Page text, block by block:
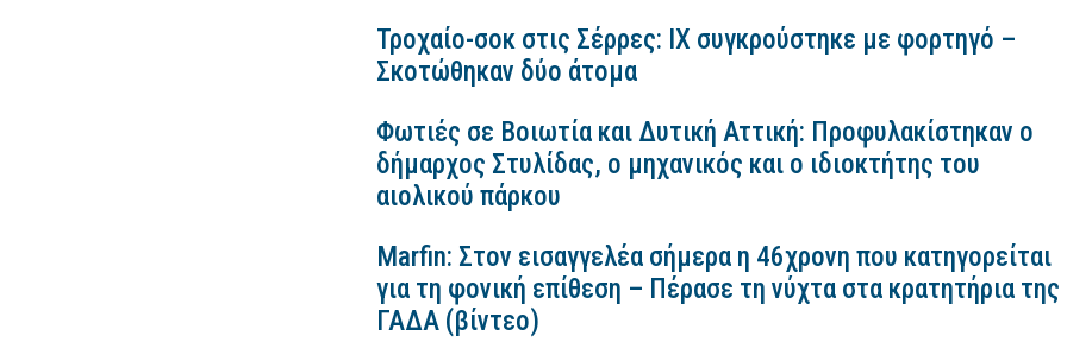
Τροχαίο-σοκ στις Σέρρες: ΙΧ συγκρούστηκε με φορτηγό –
Σκοτώθηκαν δύο άτομα
Φωτιές σε Βοιωτία και Δυτική Αττική: Προφυλακίστηκαν ο
δήμαρχος Στυλίδας, ο μηχανικός και ο ιδιοκτήτης του
αιολικού πάρκου
Marfin: Στον εισαγγελέα σήμερα η 46χρονη που κατηγορείται
για τη φονική επίθεση – Πέρασε τη νύχτα στα κρατητήρια της
ΓΑΔΑ (βίντεο)